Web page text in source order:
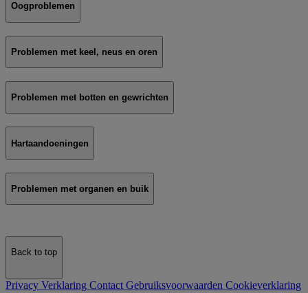
Oogproblemen
Problemen met keel, neus en oren
Problemen met botten en gewrichten
Hartaandoeningen
Problemen met organen en buik
Back to top
Privacy Verklaring Contact Gebruiksvoorwaarden Cookieverklaring